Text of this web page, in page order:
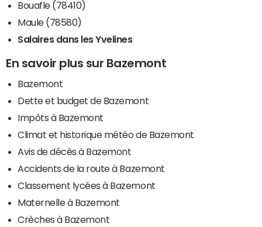
Bouafle (78410)
Maule (78580)
Salaires dans les Yvelines
En savoir plus sur Bazemont
Bazemont
Dette et budget de Bazemont
Impôts à Bazemont
Climat et historique météo de Bazemont
Avis de décès à Bazemont
Accidents de la route à Bazemont
Classement lycées à Bazemont
Maternelle à Bazemont
Crèches à Bazemont